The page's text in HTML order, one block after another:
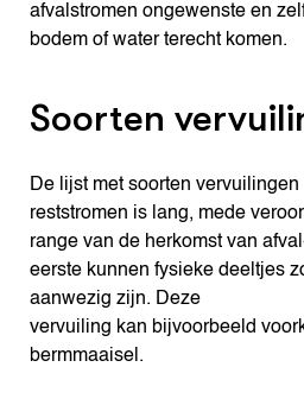
afvalstromen ongewenste en
bodem of water terecht komen.
Soorten
De lijst met soorten vervuilingen
reststromen is lang, mede
range van de herkomst van
eerste kunnen fysieke deeltjes
aanwezig zijn. Deze
vervuiling kan bijvoorbeeld
bermmaaisel.